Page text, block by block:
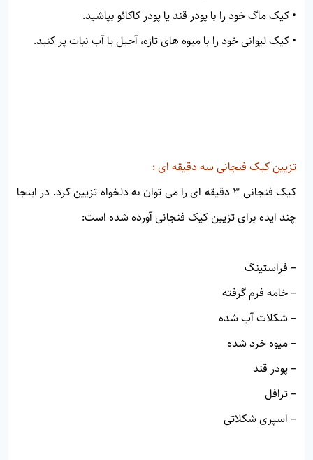
• کیک ماگ خود را با پودر قند یا پودر کاکائو بپاشید.
• کیک لیوانی خود را با میوه های تازه، آجیل یا آب نبات پر کنید.
تزیین کیک فنجانی سه دقیقه ای :
کیک فنجانی 3 دقیقه ای را می توان به دلخواه تزیین کرد. در اینجا
چند ایده برای تزیین کیک فنجانی آورده شده است:
– فراستینگ
– خامه فرم گرفته
– شکلات آب شده
– میوه خرد شده
– پودر قند
– ترافل
– اسپری شکلاتی